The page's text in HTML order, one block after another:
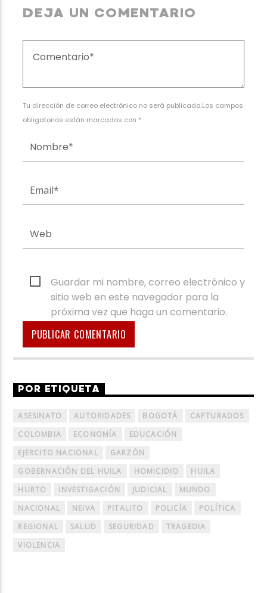
DEJA UN COMENTARIO
Tu dirección de correo electrónico no será publicada.Los campos
obligatorios están marcados con *
Guardar mi nombre, correo electrónico y
sitio web en este navegador para la
próxima vez que haga un comentario.
POR ETIQUETA
ASESINATO AUTORIDADES BOGOTÁ
CAPTURADOS
COLOMBIA
ECONOMÍA
EDUCACIÓN
EJERCITO NACIONAL
GARZÓN
GOBERNACIÓN DEL HUILA
HOMICIDIO
HUILA
HURTO
INVESTIGACIÓN JUDICIAL
MUNDO
NACIONAL
NEIVA PITALITO POLICÍA
POLÍTICA
REGIONAL
SALUD SEGURIDAD
TRAGEDIA
VIOLENCIA